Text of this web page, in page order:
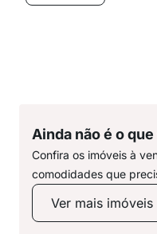
Ainda não é o
Confira os imóveis à
comodidades que
Ver mais imóveis